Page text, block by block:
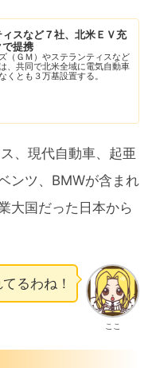
ィスなど７社、北米ＥＶ充
で提携
（ＧＭ）やステランティスなど
、共同で北米全域に電気自動車
くとも３万基設置する。
、現代自動車、起亜
ンツ、BMWが含まれ
大国だった日本から
ここ
るわね！